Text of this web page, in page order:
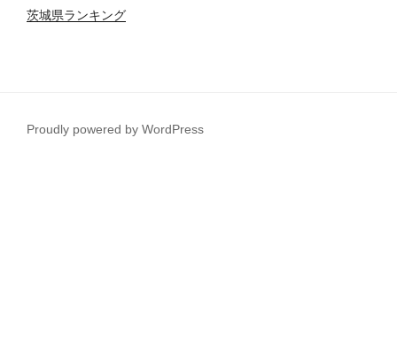
茨城県ランキング
Proudly powered by WordPress